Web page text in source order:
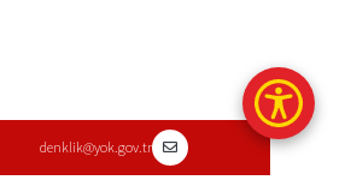
denklik@yok.gov.tr